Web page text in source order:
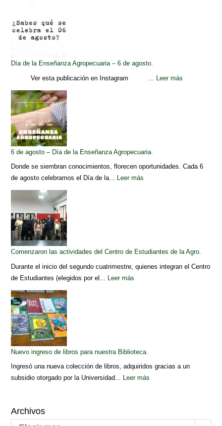
Día de la Enseñanza Agropecuaria – 6 de agosto.
Ver esta publicación en Instagram ...
Leer más
6 de agosto – Día de la Enseñanza Agropecuaria.
Donde se siembran conocimientos, florecen oportunidades. Cada 6
de agosto celebramos el Día de la... Leer más
Comenzaron las actividades del Centro de Estudiantes de la Agro.
Durante el inicio del segundo cuatrimestre, quienes integran el Centro
de Estudiantes (elegidos por el...
Leer más
Nuevo ingreso de libros para nuestra Biblioteca.
Ingresó una nueva colección de libros, adquiridos gracias a un
subsidio otorgado por la Universidad... Leer más
Archivos